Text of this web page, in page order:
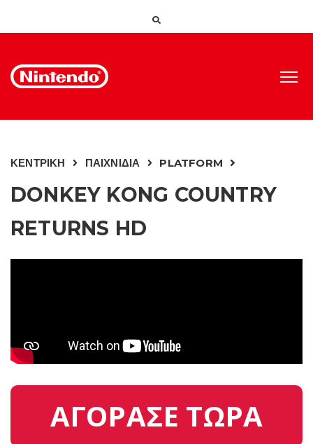
ΚΕΝΤΡΙΚΗ ΠΑΙΧΝΙΔΙΑ PLATFORM
DONKEY KONG COUNTRY
RETURNS HD
ΑΓΟΡΑΣΕ ΤΩΡΑ